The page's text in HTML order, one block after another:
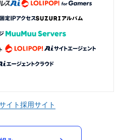
イト採用サイト